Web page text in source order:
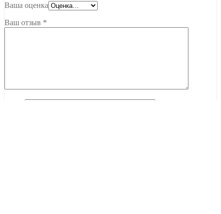
Ваша оценка
Ваш отзыв *